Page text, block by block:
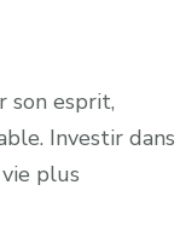
son esprit,
Investir dans
plus